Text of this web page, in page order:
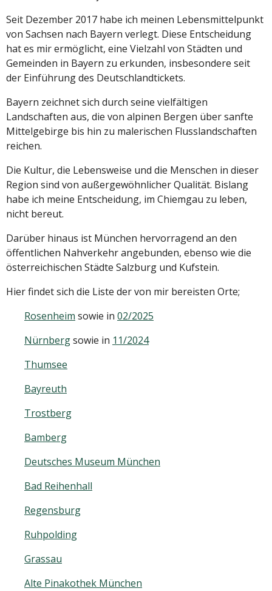
Seit Dezember 2017 habe ich meinen Lebensmittelpunkt
von Sachsen nach Bayern verlegt. Diese Entscheidung
hat es mir ermöglicht, eine Vielzahl von Städten und
Gemeinden in Bayern zu erkunden, insbesondere seit
der Einführung des Deutschlandtickets.
Bayern zeichnet sich durch seine vielfältigen
Landschaften aus, die von alpinen Bergen über sanfte
Mittelgebirge bis hin zu malerischen Flusslandschaften
reichen.
Die Kultur, die Lebensweise und die Menschen in dieser
Region sind von außergewöhnlicher Qualität. Bislang
habe ich meine Entscheidung, im Chiemgau zu leben,
nicht bereut.
Darüber hinaus ist München hervorragend an den
öffentlichen Nahverkehr angebunden, ebenso wie die
österreichischen Städte Salzburg und Kufstein.
Hier findet sich die Liste der von mir bereisten Orte;
Rosenheim sowie in 02/2025
Nürnbergsowie in 11/2024
Thumsee
Bayreuth
Trostberg
Bamberg
Deutsches Museum München
Bad Reihenhall
Regensburg
Ruhpolding
Grassau
Alte Pinakothek München